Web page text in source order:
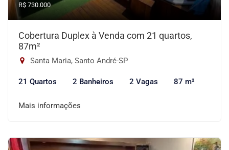
R$ 730.000
Cobertura Duplex à Venda com 21 quartos,
87m²
Santa Maria, Santo André-SP
21 Quartos 2 Banheiros 2 Vagas 87 m²
Mais informações